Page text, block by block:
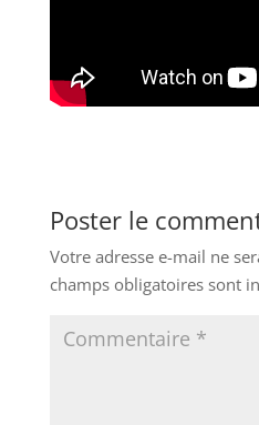
Poster le
Votre adresse e-mail ne
champs obligatoires sont